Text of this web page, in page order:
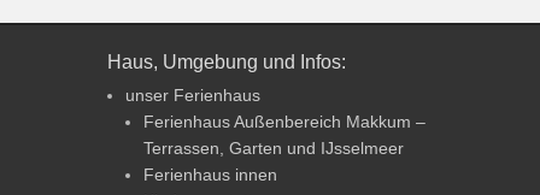
Haus, Umgebung und Infos:
unser Ferienhaus
Ferienhaus Außenbereich Makkum –
Terrassen, Garten und IJsselmeer
Ferienhaus innen